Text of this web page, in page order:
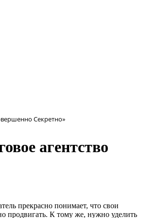
Секретно»
агентство
прекрасно понимает, что свои
продвигать. К тому же, нужно уделить